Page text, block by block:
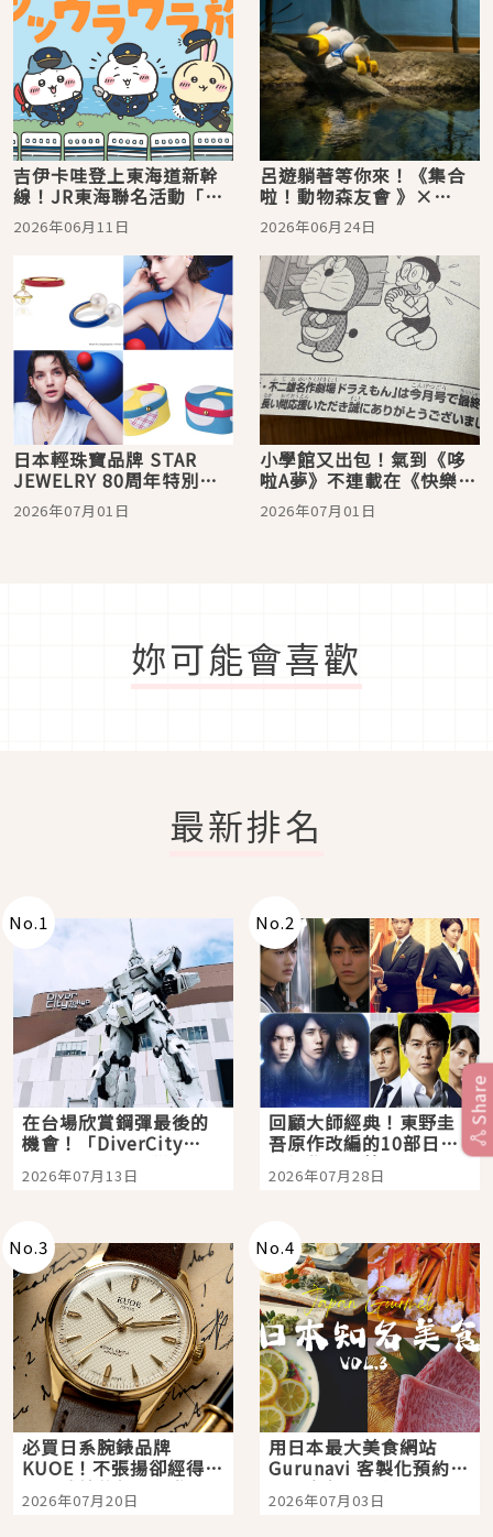
吉伊卡哇登上東海道新幹
線！JR東海聯名活動「滋
滋嗚啦嗚啦之旅」7月8日
開跑
2026年06月11日
呂遊躺著等你來！《集合
啦！動物森友會 》×
Xpark海洋生物互動展！人
氣角色、探索任務與原創
周邊一次登場
2026年06月24日
日本輕珠寶品牌 STAR
JEWELRY 80周年特別企
劃！推出哆啦A夢
「PROTOPIA」聯名系列
2026年07月01日
小學館又出包！氣到《哆
啦A夢》不連載在《快樂快
樂月刊》上了？將近50年
連載畫下休止符
2026年07月01日
妳可能會喜歡
最新排名
No.1
在台場欣賞鋼彈最後的
機會！「DiverCity
Tokyo Plaza」搭船、
購物、美食及夜景，一
2026年07月13日
No.2
回顧大師經典！東野圭
吾原作改編的10部日本
影視作品推薦
2026年07月28日
No.3
必買日系腕錶品牌
KUOE！不張揚卻經得起
時間洗鍊的經典之作五
選
2026年07月20日
No.4
用日本最大美食網站
Gurunavi 客製化預約九
大都市餐廳，打造專屬
美食體驗！
2026年07月03日
Share